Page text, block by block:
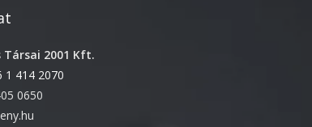
2017. július
Társai 2001 Kft.
1 414 2070
0650